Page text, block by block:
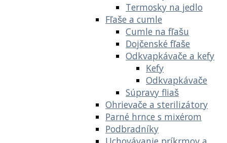
Termosky na jedlo
Fľaše a cumle
Cumle na fľašu
Dojčenské fľaše
Odkvapkávače a kefy
Kefy
Odkvapkávače
Súpravy fliaš
Ohrievače a sterilizátory
Parné hrnce s mixérom
Podbradníky